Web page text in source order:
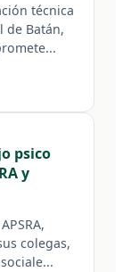
técnica
de Batán,
psico
y
colegas,